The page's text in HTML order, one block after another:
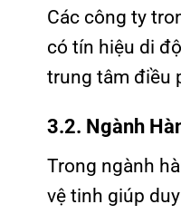
Các công ty
có tín hiệu di
trung tâm điều
3.2. Ngành
Trong ngành
vệ tinh giúp